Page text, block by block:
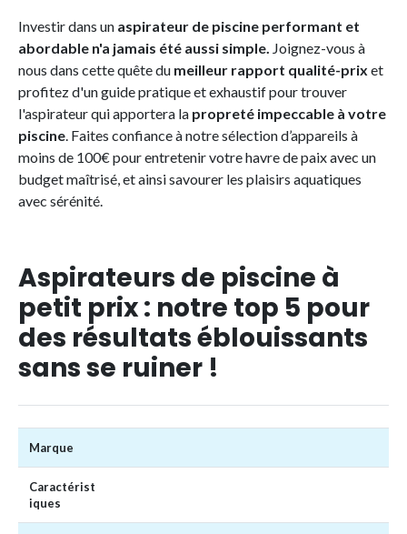
Investir dans un aspirateur de piscine performant et
abordable n'a jamais été aussi simple. Joignez-vous à
nous dans cette quête du meilleur rapport qualité-prix et
profitez d'un guide pratique et exhaustif pour trouver
l'aspirateur qui apportera la propreté impeccable à votre
piscine. Faites confiance à notre sélection d’appareils à
moins de 100€ pour entretenir votre havre de paix avec un
budget maîtrisé, et ainsi savourer les plaisirs aquatiques
avec sérénité.
Aspirateurs de piscine à
petit prix : notre top 5 pour
des résultats éblouissants
sans se ruiner !
Marque
Caractérist
iques